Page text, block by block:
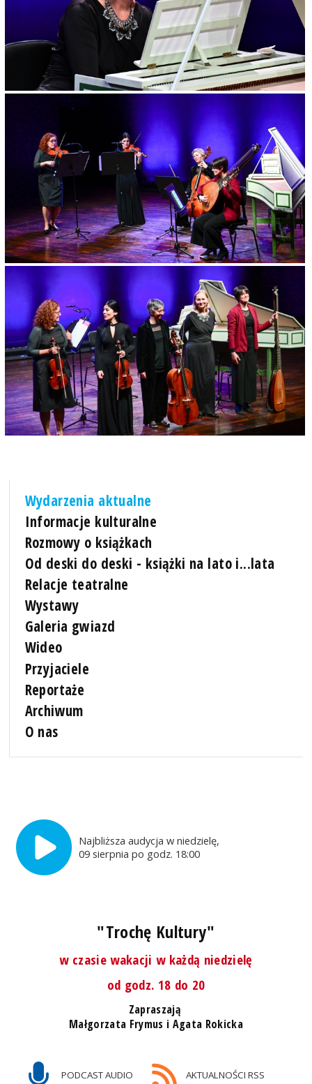
Wydarzenia aktualne
Informacje kulturalne
Rozmowy o książkach
Od deski do deski - książki na lato i...lata
Relacje teatralne
Wystawy
Galeria gwiazd
Wideo
Przyjaciele
Reportaże
Archiwum
O nas
Najbliższa audycja w niedzielę,
09 sierpnia po godz. 18:00
"Trochę Kultury"
w czasie wakacji w każdą niedzielę
od godz. 18 do 20
Zapraszają
Małgorzata Frymus i Agata Rokicka
PODCAST AUDIO AKTUALNOŚCI RSS